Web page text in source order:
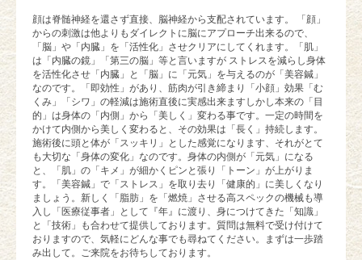
顔は脊髄神経を還さず直接、脳神経から支配されています。 「顔」
からの刺激は他よりもダイレクトに脳にアプローチ出来るので、
「脳」や「内臓」を「活性化」させクリアにしてくれます。「肌」
は「内臓の鏡」「第三の脳」等と言いますが ストレスを減らし身体
を活性化させ「内臓」と「脳」に「元気」を与えるのが「美容鍼」
なのです。「即効性」があり、筋肉が引き締まり「小顔」効果「む
くみ」「シワ」の軽減は施術直後に実感出来ますしかし本来の「目
的」は身体の「内側」から「美しく」変わる事です。一定の時間を
かけて内側から美しく変わると、その効果は「長く」持続します。
施術後に頭と体が「スッキリ」とした感覚になります、それがとて
も大切な「身体の変化」なのです。身体の内側が「元気」になる
と、「肌」の「キメ」が細かくピンと張り「トーン」が上がりま
す。「美容鍼」で「ストレス」を取り去り「健康的」に美しくなり
ましょう。新しく「脂肪」を「燃焼」させる高スペックの機械も導
入し「医療従事者」として『年』に渡り、身につけてきた「知識」
と「技術」も合わせて提供しております。質問は無料で受け付けて
おりますので、気軽にどんな事でも尋ねてください。まずは一歩踏
み出して。ご来院をお待ちしております。